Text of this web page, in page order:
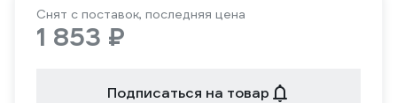
Снят с поставок, последняя цена
1 853 ₽
Подписаться на товар